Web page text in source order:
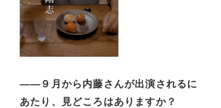
――９月から内藤さんが出演されるに
あたり、見どころはありますか？